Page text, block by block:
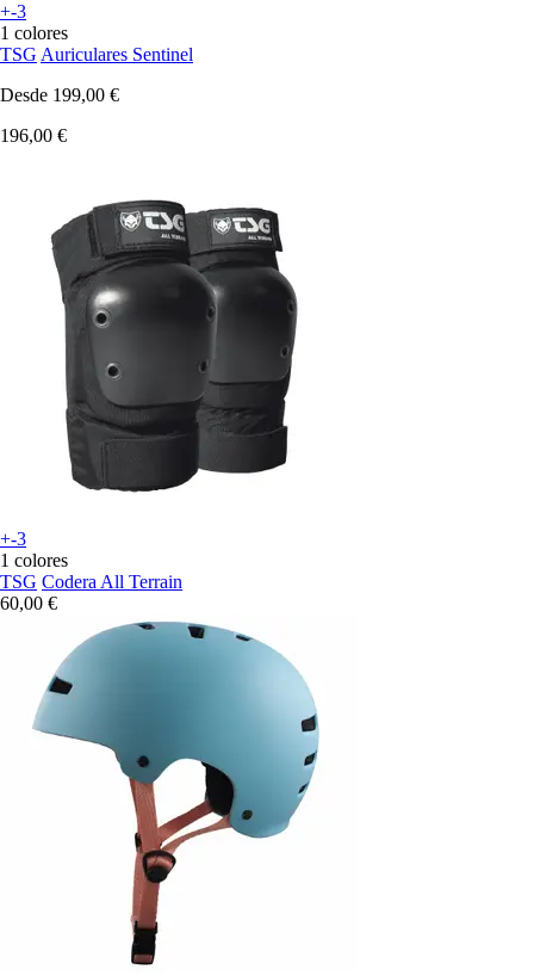
+-3
1 colores
TSG Auriculares Sentinel
Desde 199,00 €
196,00 €
+-3
1 colores
TSG Codera All Terrain
60,00 €